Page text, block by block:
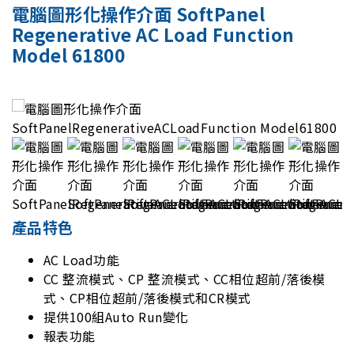
電腦圖形化操作介面 SoftPanel
Regenerative AC Load Function
Model 61800
產品特色
AC Load功能
CC 整流模式、CP 整流模式、CC相位超前/落後模
式、CP相位超前/落後模式和CR模式
提供100組Auto Run變化
報表功能